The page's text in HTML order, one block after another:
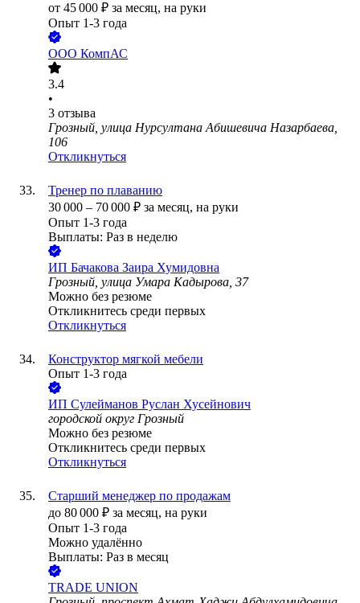
от 45 000 ₽ за месяц, на руки
Опыт 1-3 года
ООО КомпАС
3.4
•
3 отзыва
Грозный, улица Нурсултана Абишевича Назарбаева,
106
Откликнуться
Тренер по плаванию
30 000 – 70 000 ₽ за месяц, на руки
Опыт 1-3 года
Выплаты: Раз в неделю
ИП Бачакова Заира Хумидовна
Грозный, улица Умара Кадырова, 37
Можно без резюме
Откликнитесь среди первых
Откликнуться
Конструктор мягкой мебели
Опыт 1-3 года
ИП Сулейманов Руслан Хусейнович
городской округ Грозный
Можно без резюме
Откликнитесь среди первых
Откликнуться
Старший менеджер по продажам
до 80 000 ₽ за месяц, на руки
Опыт 1-3 года
Можно удалённо
Выплаты: Раз в месяц
TRADE UNION